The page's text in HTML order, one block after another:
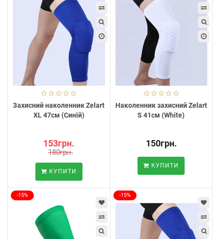
Захисний наколенник Zelart
XL 47см (Синій)
153грн.
180грн.
КУПИТИ
Наколенник захисний Zelart
S 41см (White)
150грн.
КУПИТИ
-15% -15%